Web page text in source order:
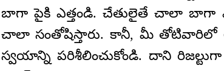
బాగా పైకి ఎత్తండి. చేతులైతే చాలా బాగా
చాలా సంతోషిస్తారు. కానీ, మీ తోటివారిలో
స్వయాన్ని పరిశీలించుకోండి. దాని